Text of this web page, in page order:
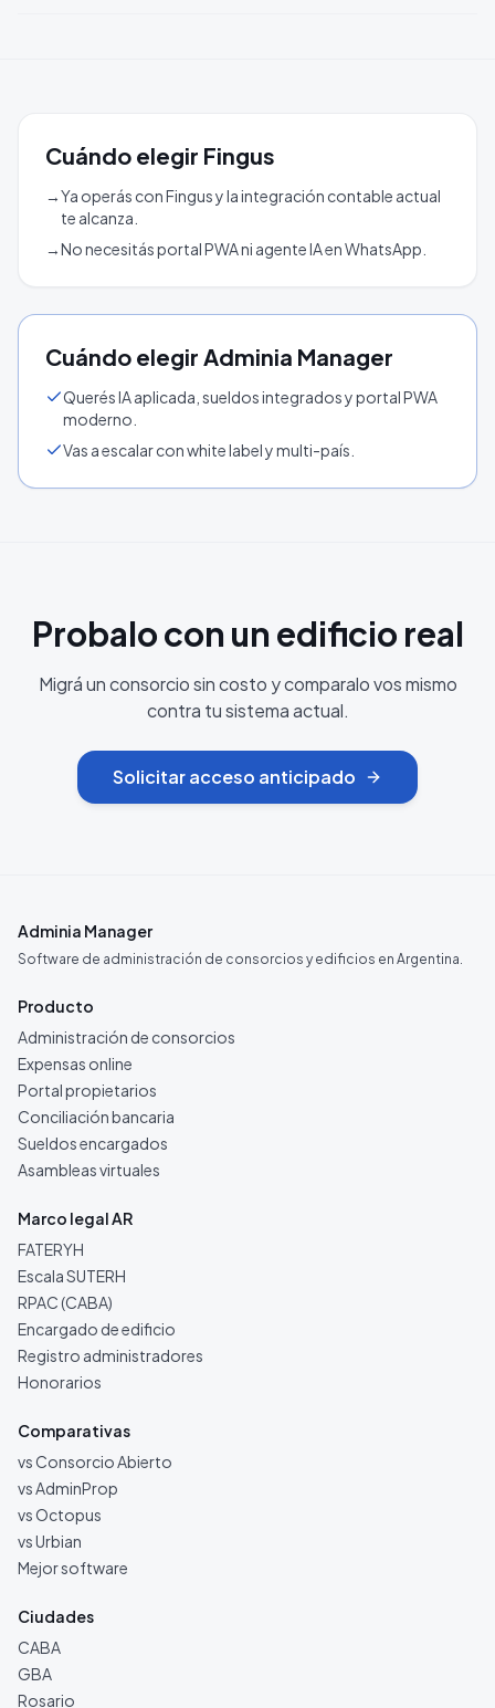
Cuándo elegir Fingus
→Ya operás con Fingus y la integración contable actual
te alcanza.
→No necesitás portal PWA ni agente IA en WhatsApp.
Cuándo elegir Adminia Manager
Querés IA aplicada, sueldos integrados y portal PWA
moderno.
Vas a escalar con white label y multi-país.
Probalo con un edificio real
Migrá un consorcio sin costo y comparalo vos mismo
contra tu sistema actual.
Solicitar acceso anticipado
Adminia Manager
Software de administración de consorcios y edificios en Argentina.
Producto
Administración de consorcios
Expensas online
Portal propietarios
Conciliación bancaria
Sueldos encargados
Asambleas virtuales
Marco legal AR
FATERYH
Escala SUTERH
RPAC (CABA)
Encargado de edificio
Registro administradores
Honorarios
Comparativas
vs Consorcio Abierto
vs AdminProp
vs Octopus
vs Urbian
Mejor software
Ciudades
CABA
GBA
Rosario